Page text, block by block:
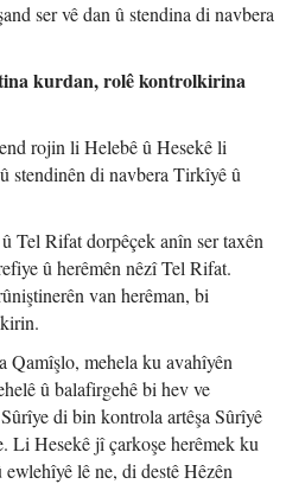
ser vê dan û stendina di navbera
kurdan, rolê kontrolkirina
rojin li Helebê û Hesekê li
stendinên di navbera Tirkîyê û
Tel Rifat dorpêçek anîn ser taxên
û herêmên nêzî Tel Rifat.
van herêman, bi
mehela ku avahîyên
û balafirgehê bi hev ve
di bin kontrola artêşa Sûrîyê
Li Hesekê jî çarkoşe herêmek ku
lê ne, di destê Hêzên